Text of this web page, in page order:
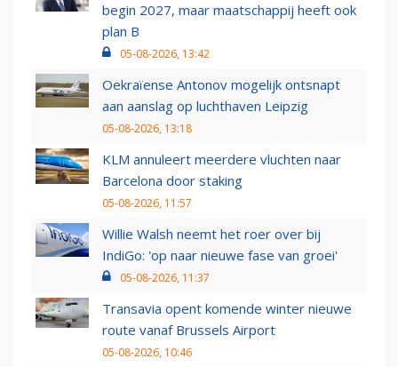
begin 2027, maar maatschappij heeft ook
plan B
05-08-2026, 13:42
Oekraïense Antonov mogelijk ontsnapt
aan aanslag op luchthaven Leipzig
05-08-2026, 13:18
KLM annuleert meerdere vluchten naar
Barcelona door staking
05-08-2026, 11:57
Willie Walsh neemt het roer over bij
IndiGo: 'op naar nieuwe fase van groei'
05-08-2026, 11:37
Transavia opent komende winter nieuwe
route vanaf Brussels Airport
05-08-2026, 10:46